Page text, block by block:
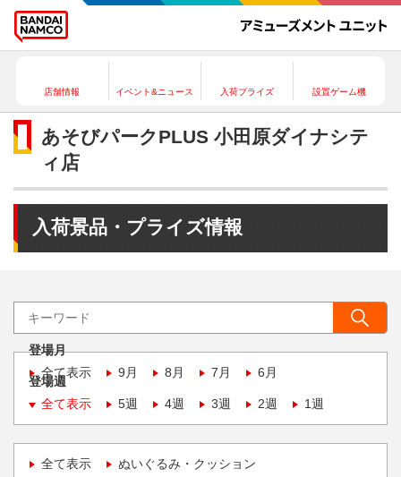
店舗情報 イベント&ニュース 入荷プライズ 設置ゲーム機
あそびパークPLUS 小田原ダイナシテ
ィ店
入荷景品・プライズ情報
登場月
全て表示
9月 8月 7月 6月
登場週
全て表示
5週 4週 3週 2週 1週
全て表示 ぬいぐるみ・クッション